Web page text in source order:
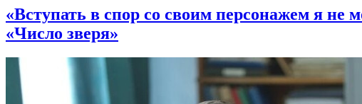
«Вступать в спор со своим персонажем я
«Число зверя»